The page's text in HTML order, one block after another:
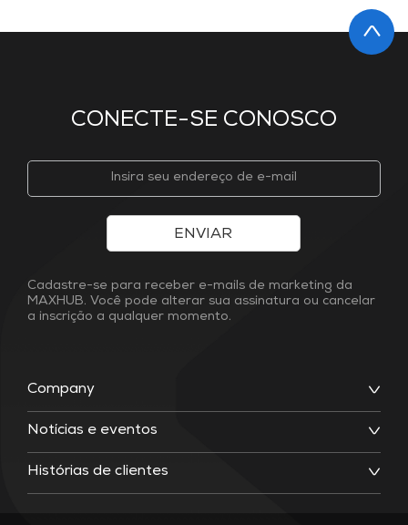
CONECTE-SE CONOSCO
Company
Notícias e eventos
Histórias de clientes
ENVIAR
Cadastre-se para receber e-mails de marketing da
MAXHUB. Você pode alterar sua assinatura ou cancelar
a inscrição a qualquer momento.